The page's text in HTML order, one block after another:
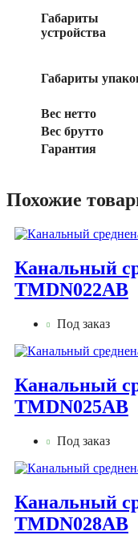
Габариты
устройства
Габариты
Вес нетто
Вес брутто
Гарантия
Похожие
Канальный
TMDN022AB
Под заказ
Канальный
TMDN025AB
Под заказ
Канальный
TMDN028AB